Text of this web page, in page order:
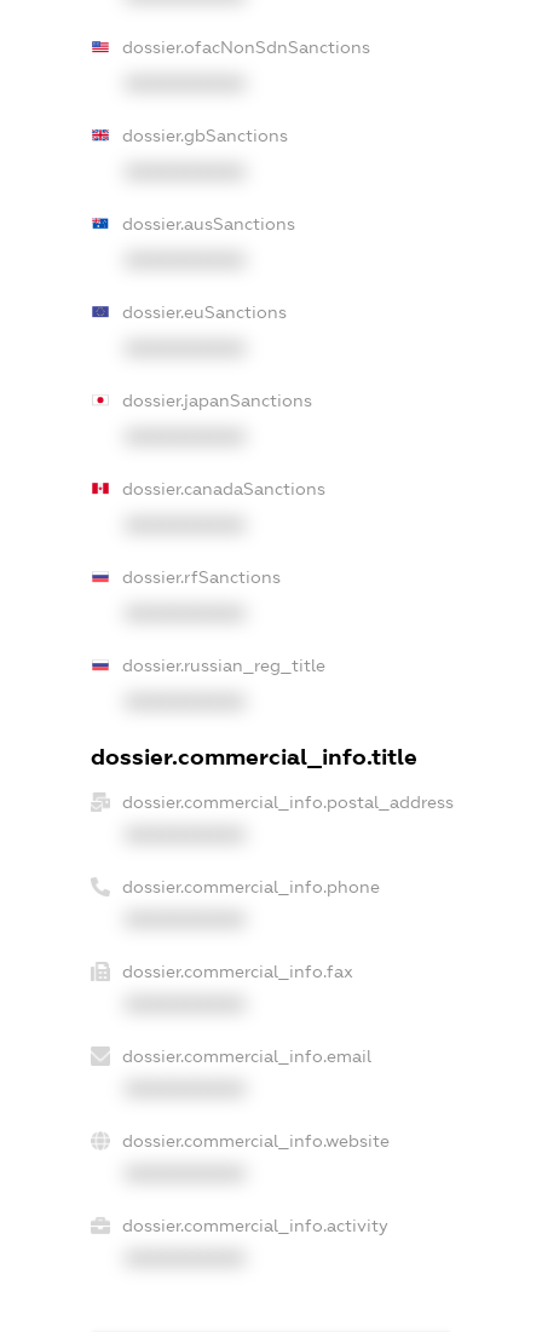
dossier.ofacNonSdnSanctions
dossier.gbSanctions
dossier.ausSanctions
dossier.euSanctions
dossier.japanSanctions
dossier.canadaSanctions
dossier.rfSanctions
dossier.russian_reg_title
dossier.commercial_info.title
dossier.commercial_info.postal_address
dossier.commercial_info.phone
dossier.commercial_info.fax
dossier.commercial_info.email
dossier.commercial_info.website
dossier.commercial_info.activity